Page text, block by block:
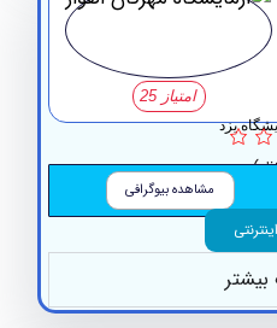
مشاهده بیوگرافی